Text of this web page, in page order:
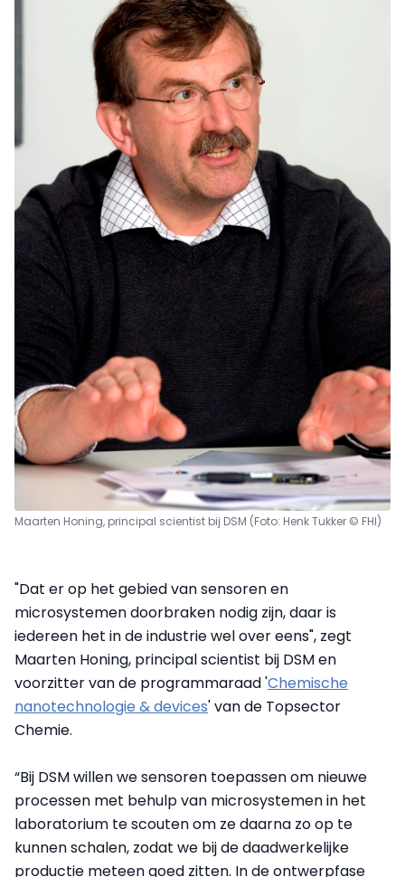
Maarten Honing, principal scientist bij DSM (Foto: Henk Tukker © FHI)
"Dat er op het gebied van sensoren en
microsystemen doorbraken nodig zijn, daar is
iedereen het in de industrie wel over eens", zegt
Maarten Honing, principal scientist bij DSM en
voorzitter van de programmaraad 'Chemische
nanotechnologie & devices' van de Topsector
Chemie.
“Bij DSM willen we sensoren toepassen om nieuwe
processen met behulp van microsystemen in het
laboratorium te scouten om ze daarna zo op te
kunnen schalen, zodat we bij de daadwerkelijke
productie meteen goed zitten. In de ontwerpfase